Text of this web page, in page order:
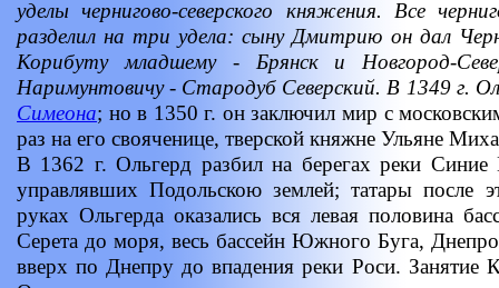
уделы чернигово-северского княжения. Все
разделил на три удела: сыну Дмитрию он дал
Корибуту младшему - Брянск и Новгород-
Наримунтовичу - Стародуб Северский. В 1349 г.
Симеона; но в 1350 г. он заключил мир с
раз на его свояченице, тверской княжне Ульяне
В 1362 г. Ольгерд разбил на берегах реки Синие
управлявших Подольскою землей; татары после
руках Ольгерда оказались вся левая половина
Серета до моря, весь бассейн Южного Буга,
вверх по Днепру до впадения реки Роси. Занятие